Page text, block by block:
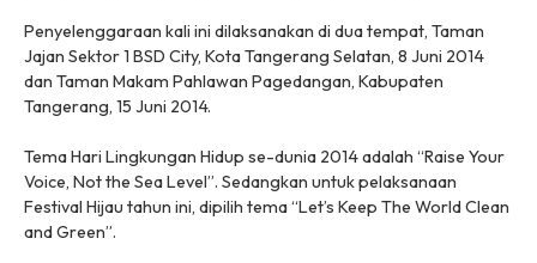
Penyelenggaraan kali ini dilaksanakan di dua tempat, Taman
Jajan Sektor 1 BSD City, Kota Tangerang Selatan, 8 Juni 2014
dan Taman Makam Pahlawan Pagedangan, Kabupaten
Tangerang, 15 Juni 2014.
Tema Hari Lingkungan Hidup se-dunia 2014 adalah “Raise Your
Voice, Not the Sea Level”. Sedangkan untuk pelaksanaan
Festival Hijau tahun ini, dipilih tema “Let’s Keep The World Clean
and Green”.